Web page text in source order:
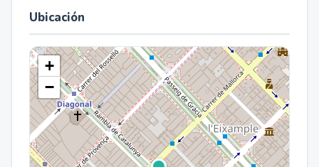
Ubicación
+
−